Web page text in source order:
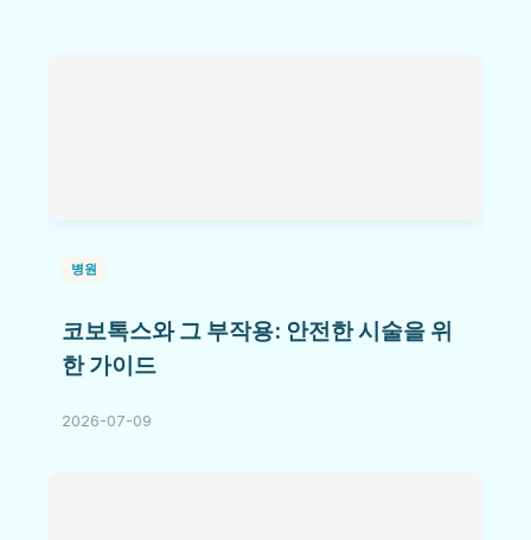
병원
코보톡스와 그 부작용: 안전한 시술을 위
한 가이드
2026-07-09